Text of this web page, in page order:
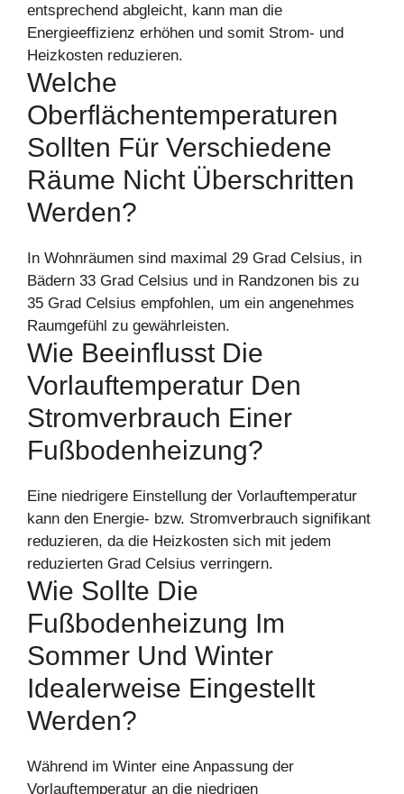
entsprechend abgleicht, kann man die
Energieeffizienz erhöhen und somit Strom- und
Heizkosten reduzieren.
Welche
Oberflächentemperaturen
Sollten Für Verschiedene
Räume Nicht Überschritten
Werden?
In Wohnräumen sind maximal 29 Grad Celsius, in
Bädern 33 Grad Celsius und in Randzonen bis zu
35 Grad Celsius empfohlen, um ein angenehmes
Raumgefühl zu gewährleisten.
Wie Beeinflusst Die
Vorlauftemperatur Den
Stromverbrauch Einer
Fußbodenheizung?
Eine niedrigere Einstellung der Vorlauftemperatur
kann den Energie- bzw. Stromverbrauch signifikant
reduzieren, da die Heizkosten sich mit jedem
reduzierten Grad Celsius verringern.
Wie Sollte Die
Fußbodenheizung Im
Sommer Und Winter
Idealerweise Eingestellt
Werden?
Während im Winter eine Anpassung der
Vorlauftemperatur an die niedrigen